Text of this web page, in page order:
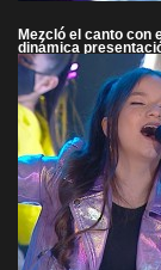
Mezcló el canto con
dinámica